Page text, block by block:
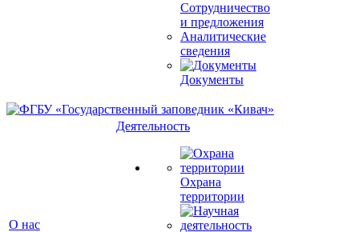
Сотрудничество
и предложения
Аналитические
сведения
Документы
О нас
Деятельность
Охрана
территории